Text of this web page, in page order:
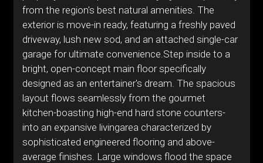
from the region's best natural amenities. The
exterior is move-in ready, featuring a freshly paved
driveway, lush new sod, and an attached single-car
garage for ultimate convenience.Step inside to a
bright, open-concept main floor specifically
designed as an entertainer's dream. The spacious
layout flows seamlessly from the gourmet
kitchen-boasting high-end hard stone counters-
into an expansive livingarea characterized by
sophisticated engineered flooring and above-
average finishes. Large windows flood the space